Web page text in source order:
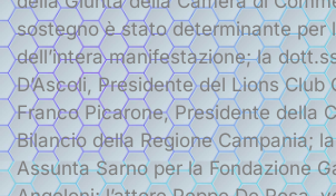
sostegno è stato determinante per
dell’intera manifestazione; la
D’Ascoli, Presidente del Lions Club
Franco Picarone, Presidente della
Bilancio della Regione Campania;
Assunta Sarno per la Fondazione